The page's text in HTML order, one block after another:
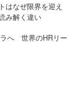
はなぜ限界を迎え
み解く違い
へ 世界のHRリー